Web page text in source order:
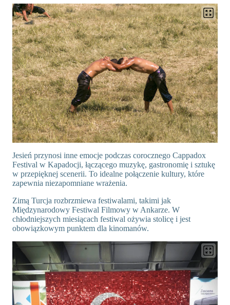
Jesień przynosi inne emocje podczas corocznego Cappadox
Festival w Kapadocji, łączącego muzykę, gastronomię i sztukę
w przepięknej scenerii. To idealne połączenie kultury, które
zapewnia niezapomniane wrażenia.
Zimą Turcja rozbrzmiewa festiwalami, takimi jak
Międzynarodowy Festiwal Filmowy w Ankarze. W
chłodniejszych miesiącach festiwal ożywia stolicę i jest
obowiązkowym punktem dla kinomanów.